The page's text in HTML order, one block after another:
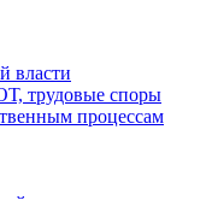
власти
трудовые споры
процессам